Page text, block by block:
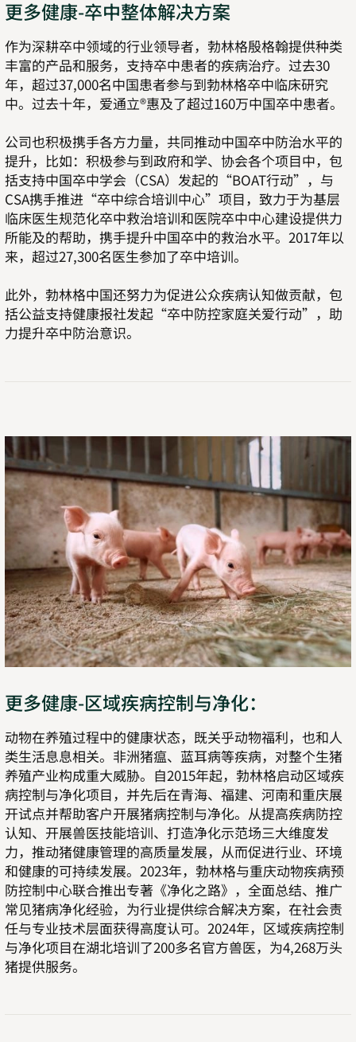
更多健康-卒中整体解决方案
作为深耕卒中领域的行业领导者，勃林格殷格翰提供种类
丰富的产品和服务，支持卒中患者的疾病治疗。过去30
年，超过37,000名中国患者参与到勃林格卒中临床研究
中。过去十年，爱通立®惠及了超过160万中国卒中患者。
公司也积极携手各方力量，共同推动中国卒中防治水平的
提升，比如：积极参与到政府和学、协会各个项目中，包
括支持中国卒中学会（CSA）发起的“BOAT行动”，与
CSA携手推进“卒中综合培训中心”项目，致力于为基层
临床医生规范化卒中救治培训和医院卒中中心建设提供力
所能及的帮助，携手提升中国卒中的救治水平。2017年以
来，超过27,300名医生参加了卒中培训。
此外，勃林格中国还努力为促进公众疾病认知做贡献，包
括公益支持健康报社发起“卒中防控家庭关爱行动”，助
力提升卒中防治意识。
更多健康-区域疾病控制与净化：
动物在养殖过程中的健康状态，既关乎动物福利，也和人
类生活息息相关。非洲猪瘟、蓝耳病等疾病，对整个生猪
养殖产业构成重大威胁。自2015年起，勃林格启动区域疾
病控制与净化项目，并先后在青海、福建、河南和重庆展
开试点并帮助客户开展猪病控制与净化。从提高疾病防控
认知、开展兽医技能培训、打造净化示范场三大维度发
力，推动猪健康管理的高质量发展，从而促进行业、环境
和健康的可持续发展。2023年，勃林格与重庆动物疾病预
防控制中心联合推出专著《净化之路》，全面总结、推广
常见猪病净化经验，为行业提供综合解决方案，在社会责
任与专业技术层面获得高度认可。2024年，区域疾病控制
与净化项目在湖北培训了200多名官方兽医，为4,268万头
猪提供服务。